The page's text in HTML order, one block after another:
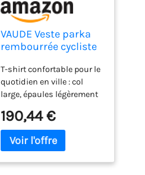
VAUDE Veste parka
rembourrée cycliste
T-shirt confortable pour le
quotidien en ville : col
large, épaules légèrement
coupe-vent Matériau 2
couches Manches
préformées
190,44 €